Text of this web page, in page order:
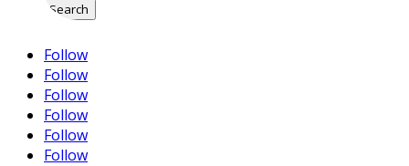
Follow
Follow
Follow
Follow
Follow
Follow